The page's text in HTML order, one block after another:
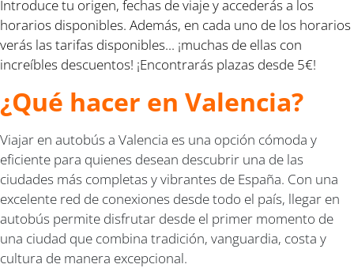
Introduce tu origen, fechas de viaje y accederás a los
horarios disponibles. Además, en cada uno de los horarios
verás las tarifas disponibles... ¡muchas de ellas con
increíbles descuentos! ¡Encontrarás plazas desde 5€!
¿Qué hacer en Valencia?
Viajar en autobús a Valencia es una opción cómoda y
eficiente para quienes desean descubrir una de las
ciudades más completas y vibrantes de España. Con una
excelente red de conexiones desde todo el país, llegar en
autobús permite disfrutar desde el primer momento de
una ciudad que combina tradición, vanguardia, costa y
cultura de manera excepcional.